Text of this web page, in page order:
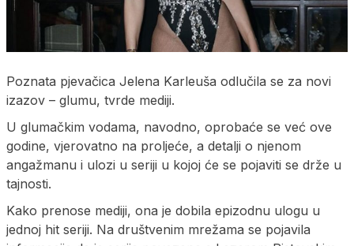
Poznata pjevačica Jelena Karleuša odlučila se za novi
izazov – glumu, tvrde mediji.
U glumačkim vodama, navodno, oprobaće se već ove
godine, vjerovatno na proljeće, a detalji o njenom
angažmanu i ulozi u seriji u kojoj će se pojaviti se drže u
tajnosti.
Kako prenose mediji, ona je dobila epizodnu ulogu u
jednoj hit seriji. Na društvenim mrežama se pojavila